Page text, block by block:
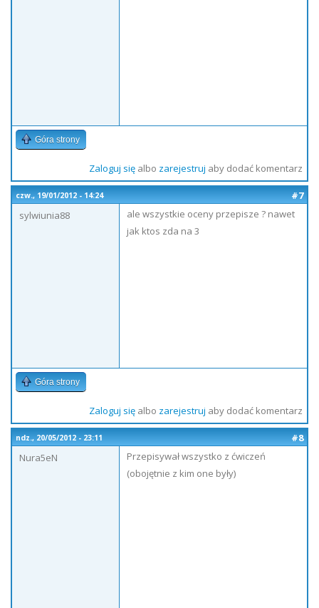
Góra strony
Zaloguj sięalbo zarejestruj aby dodać komentarz
czw., 19/01/2012 - 14:24
#7
sylwiunia88
ale wszystkie oceny przepisze ? nawet
jak ktos zda na 3
Góra strony
Zaloguj sięalbo zarejestruj aby dodać komentarz
ndz., 20/05/2012 - 23:11
#8
Nura5eN
Przepisywał wszystko z ćwiczeń
(obojętnie z kim one były)